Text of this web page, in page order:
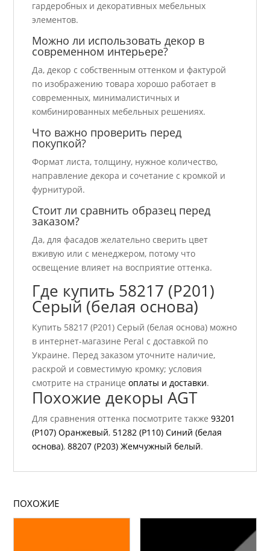
гардеробных и декоративных мебельных
элементов.
Можно ли использовать декор в
современном интерьере?
Да, декор с собственным оттенком и фактурой
по изображению товара хорошо работает в
современных, минималистичных и
комбинированных мебельных решениях.
Что важно проверить перед
покупкой?
Формат листа, толщину, нужное количество,
направление декора и сочетание с кромкой и
фурнитурой.
Стоит ли сравнить образец перед
заказом?
Да, для фасадов желательно сверить цвет
вживую или с менеджером, потому что
освещение влияет на восприятие оттенка.
Где купить 58217 (P201)
Серый (белая основа)
Купить 58217 (P201) Серый (белая основа) можно
в интернет-магазине Peral с доставкой по
Украине. Перед заказом уточните наличие,
раскрой и совместимую кромку; условия
смотрите на страницеоплаты и доставки.
Похожие декоры AGT
Для сравнения оттенка посмотрите также93201
(P107) Оранжевый, 51282 (P110) Синий (белая
основа),88207 (P203) Жемчужный белый.
ПОХОЖИЕ